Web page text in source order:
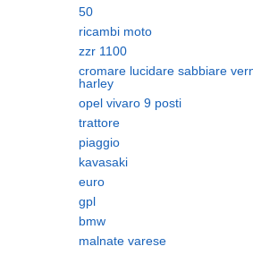
50
ricambi moto
zzr 1100
cromare lucidare sabbiare
harley
opel vivaro 9 posti
trattore
piaggio
kavasaki
euro
gpl
bmw
malnate varese